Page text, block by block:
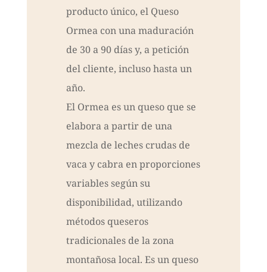
producto único, el Queso
Ormea con una maduración
de 30 a 90 días y, a petición
del cliente, incluso hasta un
año.
El Ormea es un queso que se
elabora a partir de una
mezcla de leches crudas de
vaca y cabra en proporciones
variables según su
disponibilidad, utilizando
métodos queseros
tradicionales de la zona
montañosa local. Es un queso